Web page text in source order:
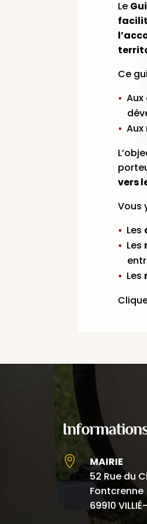
Le
Ce
vers
Vous
Les
Les
Les

MAIRIE
52 Rue du
Fontcrenne
69910